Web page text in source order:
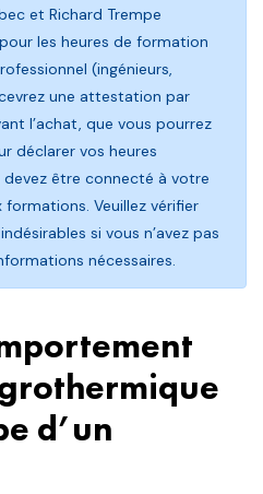
et Richard Trempe
les heures de formation
(ingénieurs,
une attestation par
l’achat, que vous pourrez
déclarer vos heures
devez être connecté à votre
Veuillez vérifier
si vous n’avez pas
nécessaires.
d’un